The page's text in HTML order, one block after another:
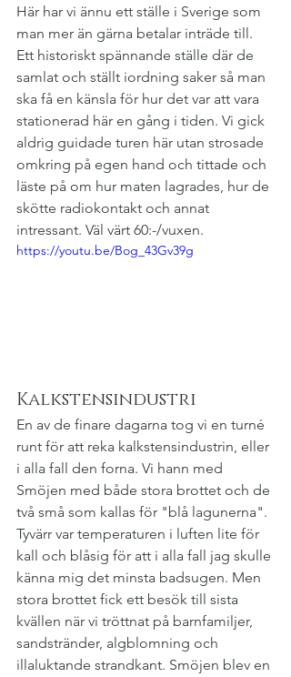
Här har vi ännu ett ställe i Sverige som
man mer än gärna betalar inträde till.
Ett historiskt spännande ställe där de
samlat och ställt iordning saker så man
ska få en känsla för hur det var att vara
stationerad här en gång i tiden. Vi gick
aldrig guidade turen här utan strosade
omkring på egen hand och tittade och
läste på om hur maten lagrades, hur de
skötte radiokontakt och annat
intressant. Väl värt 60:-/vuxen.
https://youtu.be/Bog_43Gv39g
Kalkstensindustri
En av de finare dagarna tog vi en turné
runt för att reka kalkstensindustrin, eller
i alla fall den forna. Vi hann med
Smöjen med både stora brottet och de
två små som kallas för "blå lagunerna".
Tyvärr var temperaturen i luften lite för
kall och blåsig för att i alla fall jag skulle
känna mig det minsta badsugen. Men
stora brottet fick ett besök till sista
kvällen när vi tröttnat på barnfamiljer,
sandstränder, algblomning och
illaluktande strandkant. Smöjen blev en